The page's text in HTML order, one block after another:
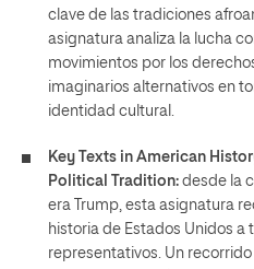
clave de las tradiciones
asignatura analiza la lucha
movimientos por los
imaginarios alternativos en
identidad cultural.
Key Texts in American
Political Tradition: desde la
era Trump, esta asignatura
historia de Estados Unidos a
representativos. Un